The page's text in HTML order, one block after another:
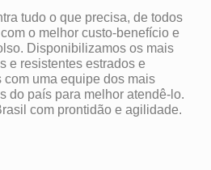
tudo o que precisa, de todos
o melhor custo-benefício e
Disponibilizamos os mais
e resistentes estrados e
uma equipe dos mais
do país para melhor atendê-lo.
com prontidão e agilidade.